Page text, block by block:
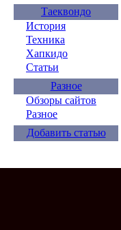
Таеквондо
История
Техника
Хапкидо
Статьи
Разное
Обзоры сайтов
Разное
Добавить статью